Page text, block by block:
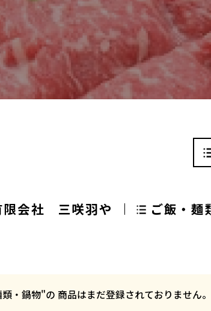
限会社 三咲羽や ご飯・麺
鍋物"の 商品はまだ登録されておりません。